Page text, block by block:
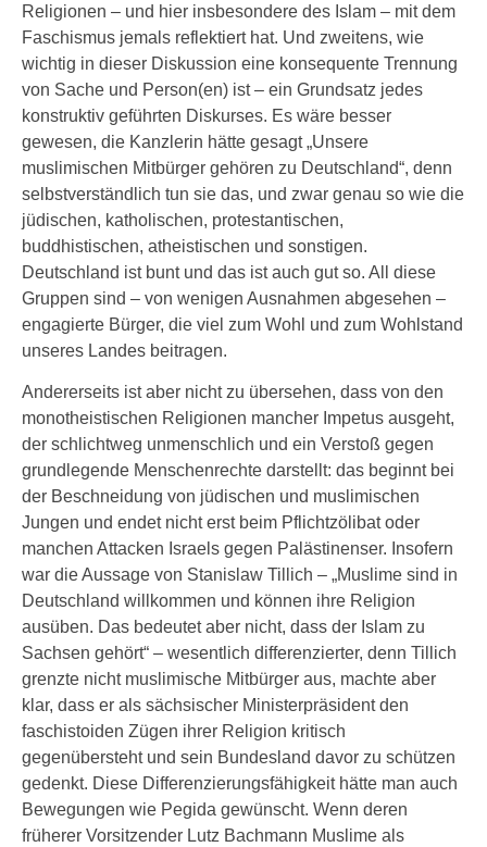
Religionen – und hier insbesondere des Islam – mit dem
Faschismus jemals reflektiert hat. Und zweitens, wie
wichtig in dieser Diskussion eine konsequente Trennung
von Sache und Person(en) ist – ein Grundsatz jedes
konstruktiv geführten Diskurses. Es wäre besser
gewesen, die Kanzlerin hätte gesagt „Unsere
muslimischen Mitbürger gehören zu Deutschland“, denn
selbstverständlich tun sie das, und zwar genau so wie die
jüdischen, katholischen, protestantischen,
buddhistischen, atheistischen und sonstigen.
Deutschland ist bunt und das ist auch gut so. All diese
Gruppen sind – von wenigen Ausnahmen abgesehen –
engagierte Bürger, die viel zum Wohl und zum Wohlstand
unseres Landes beitragen.
Andererseits ist aber nicht zu übersehen, dass von den
monotheistischen Religionen mancher Impetus ausgeht,
der schlichtweg unmenschlich und ein Verstoß gegen
grundlegende Menschenrechte darstellt: das beginnt bei
der Beschneidung von jüdischen und muslimischen
Jungen und endet nicht erst beim Pflichtzölibat oder
manchen Attacken Israels gegen Palästinenser. Insofern
war die Aussage von Stanislaw Tillich – „Muslime sind in
Deutschland willkommen und können ihre Religion
ausüben. Das bedeutet aber nicht, dass der Islam zu
Sachsen gehört“ – wesentlich differenzierter, denn Tillich
grenzte nicht muslimische Mitbürger aus, machte aber
klar, dass er als sächsischer Ministerpräsident den
faschistoiden Zügen ihrer Religion kritisch
gegenübersteht und sein Bundesland davor zu schützen
gedenkt. Diese Differenzierungsfähigkeit hätte man auch
Bewegungen wie Pegida gewünscht. Wenn deren
früherer Vorsitzender Lutz Bachmann Muslime als